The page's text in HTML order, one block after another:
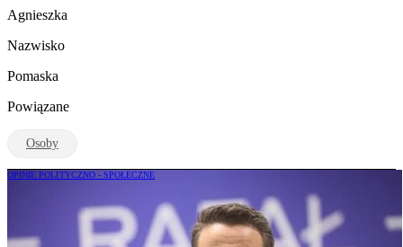
Agnieszka
Nazwisko
Pomaska
Powiązane
Osoby
OPINIE POLITYCZNO - SPOŁECZNE
Marek Migalski: Czy Rafał Trzaskowski
wierzy w mity?